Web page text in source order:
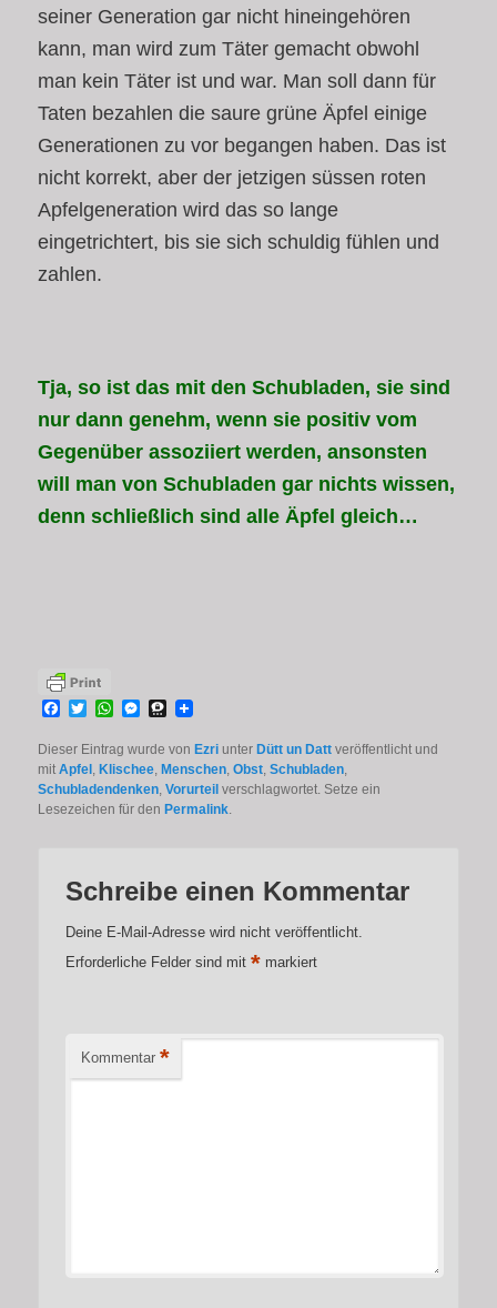
seiner Generation gar nicht hineingehören
kann, man wird zum Täter gemacht obwohl
man kein Täter ist und war. Man soll dann für
Taten bezahlen die saure grüne Äpfel einige
Generationen zu vor begangen haben. Das ist
nicht korrekt, aber der jetzigen süssen roten
Apfelgeneration wird das so lange
eingetrichtert, bis sie sich schuldig fühlen und
zahlen.
Tja, so ist das mit den Schubladen, sie sind
nur dann genehm, wenn sie positiv vom
Gegenüber assoziiert werden, ansonsten
will man von Schubladen gar nichts wissen,
denn schließlich sind alle Äpfel gleich…
Facebook
TwitterWhatsApp
Messenger
Threema
Dieser Eintrag wurde von Ezri unter Dütt un Datt veröffentlicht und
mitApfel , Klischee, Menschen,Obst,Schubladen,
Schubladendenken,Vorurteil verschlagwortet. Setze ein
Lesezeichen für den Permalink.
Schreibe einen Kommentar
Deine E-Mail-Adresse wird nicht veröffentlicht.
Erforderliche Felder sind mit* markiert
Kommentar *